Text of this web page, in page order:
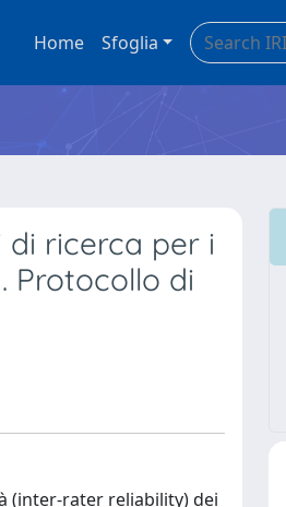
Home Sfoglia
di ricerca per i
Protocollo di
(inter-rater reliability) dei